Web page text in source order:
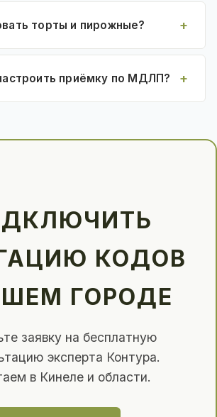
торты и пирожные?
приёмку по МДЛП?
КОДОВ
ГОРОДЕ
заявку на бесплатную
эксперта Контура.
в Кинеле и области.